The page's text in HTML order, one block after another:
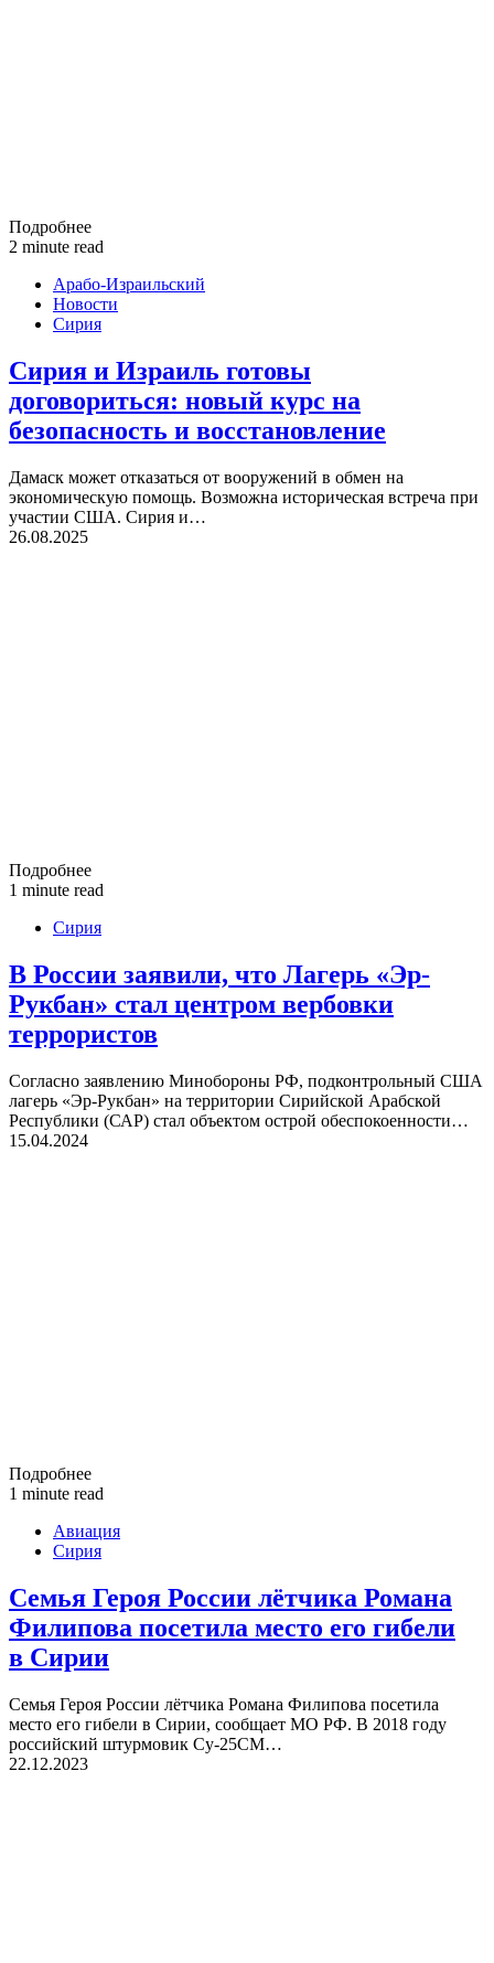
Подробнее
2 minute read
Арабо-Израильский
Новости
Сирия
Сирия и Израиль готовы
договориться: новый курс на
безопасность и восстановление
Дамаск может отказаться от вооружений в обмен на
экономическую помощь. Возможна историческая встреча при
участии США. Сирия и…
26.08.2025
Подробнее
1 minute read
Сирия
В России заявили, что Лагерь «Эр-
Рукбан» стал центром вербовки
террористов
Согласно заявлению Минобороны РФ, подконтрольный США
лагерь «Эр-Рукбан» на территории Сирийской Арабской
Республики (САР) стал объектом острой обеспокоенности…
15.04.2024
Подробнее
1 minute read
Авиация
Сирия
Семья Героя России лётчика Романа
Филипова посетила место его гибели
в Сирии
Семья Героя России лётчика Романа Филипова посетила
место его гибели в Сирии, сообщает МО РФ. В 2018 году
российский штурмовик Су-25СМ…
22.12.2023